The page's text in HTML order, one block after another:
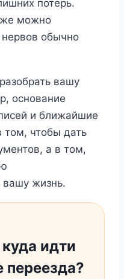
потерь.
можно
обычно
вашу
основание
и ближайшие
том, чтобы дать
а в том,
вашу жизнь.
идти
переезда?